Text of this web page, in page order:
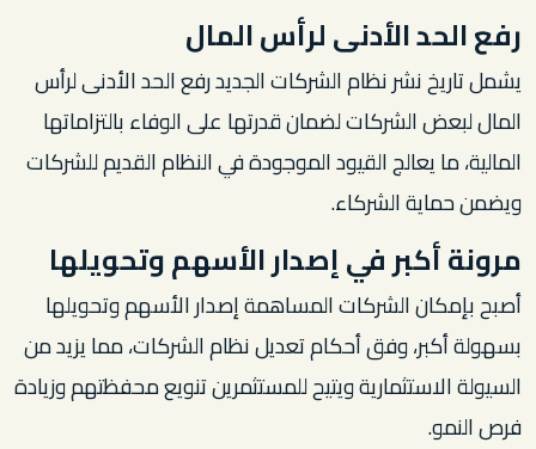
رفع الحد الأدنى لرأس المال
يشمل تاريخ نشر نظام الشركات الجديد رفع الحد الأدنى لرأس
المال لبعض الشركات لضمان قدرتها على الوفاء بالتزاماتها
المالية، ما يعالج القيود الموجودة في النظام القديم للشركات
ويضمن حماية الشركاء.
مرونة أكبر في إصدار الأسهم وتحويلها
أصبح بإمكان الشركات المساهمة إصدار الأسهم وتحويلها
بسهولة أكبر، وفق أحكام تعديل نظام الشركات، مما يزيد من
السيولة الاستثمارية ويتيح للمستثمرين تنويع محفظتهم وزيادة
فرص النمو.